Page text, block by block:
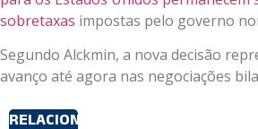
sobretaxas impostas pelo governo
Segundo Alckmin, a nova decisão
avanço até agora nas negociações
RELACIONADOS